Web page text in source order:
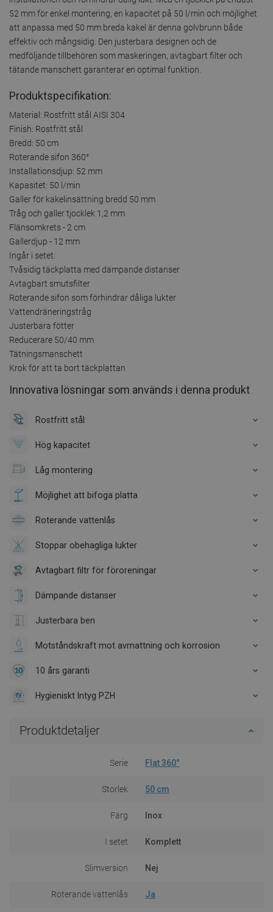
52 mm för enkel montering, en kapacitet på 50 l/min och möjlighet
att anpassa med 50 mm breda kakel är denna golvbrunn både
effektiv och mångsidig. Den justerbara designen och de
medföljande tillbehören som maskeringen, avtagbart filter och
tätande manschett garanterar en optimal funktion.
Produktspecifikation:
Material: Rostfritt stål AISI 304
Finish: Rostfritt stål
Bredd: 50 cm
Roterande sifon 360°
Installationsdjup: 52 mm
Kapasitet: 50 l/min
Galler för kakelinsättning bredd 50 mm
Tråg och galler tjocklek 1,2 mm
Flänsomkrets - 2 cm
Gallerdjup - 12 mm
Ingår i setet:
Tvåsidig täckplatta med dämpande distanser
Avtagbart smutsfilter
Roterande sifon som förhindrar dåliga lukter
Vattendräneringstråg
Justerbara fötter
Reducerare 50/40 mm
Tätningsmanschett
Krok för att ta bort täckplattan
Innovativa lösningar som används i denna produkt
Rostfritt stål
Hög kapacitet
Låg montering
Möjlighet att bifoga platta
Roterande vattenlås
Stoppar obehagliga lukter
Avtagbart filtr för föroreningar
Dämpande distanser
Justerbara ben
Motståndskraft mot avmattning och korrosion
10 års garanti
Hygieniskt Intyg PZH
Produktdetaljer
Serie Flat 360°
Storlek 50 cm
Färg Inox
I setet Komplett
Slimversion Nej
Roterande vattenlås Ja